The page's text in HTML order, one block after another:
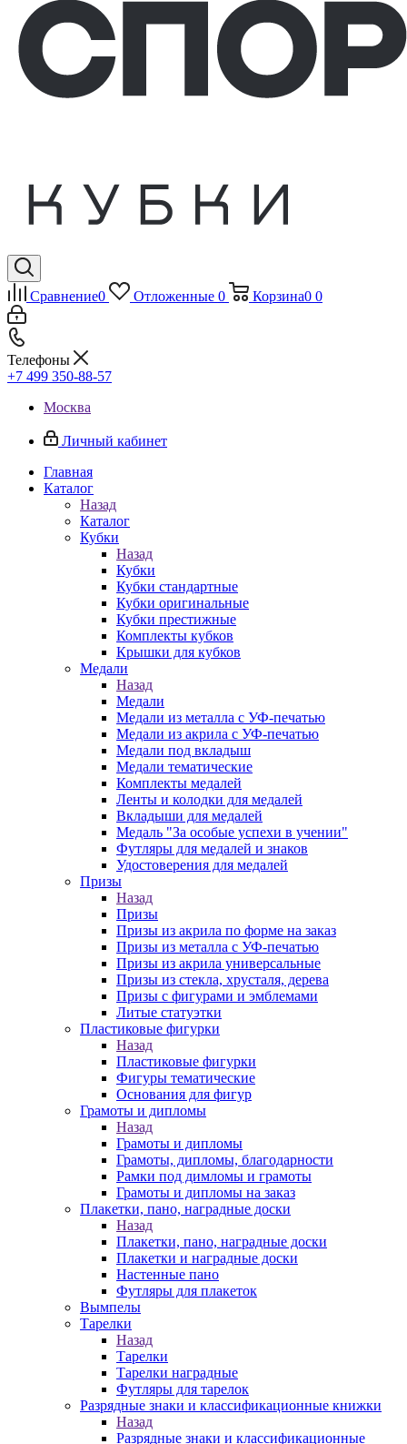
Сравнение0 Отложенные 0 Корзина0 0
Телефоны
+7 499 350-88-57
Москва
Личный кабинет
Главная
Каталог
Назад
Каталог
Кубки
Назад
Кубки
Кубки стандартные
Кубки оригинальные
Кубки престижные
Комплекты кубков
Крышки для кубков
Медали
Назад
Медали
Медали из металла с УФ-печатью
Медали из акрила с УФ-печатью
Медали под вкладыш
Медали тематические
Комплекты медалей
Ленты и колодки для медалей
Вкладыши для медалей
Медаль "За особые успехи в учении"
Футляры для медалей и знаков
Удостоверения для медалей
Призы
Назад
Призы
Призы из акрила по форме на заказ
Призы из металла с УФ-печатью
Призы из акрила универсальные
Призы из стекла, хрусталя, дерева
Призы с фигурами и эмблемами
Литые статуэтки
Пластиковые фигурки
Назад
Пластиковые фигурки
Фигуры тематические
Основания для фигур
Грамоты и дипломы
Назад
Грамоты и дипломы
Грамоты, дипломы, благодарности
Рамки под димломы и грамоты
Грамоты и дипломы на заказ
Плакетки, пано, наградные доски
Назад
Плакетки, пано, наградные доски
Плакетки и наградные доски
Настенные пано
Футляры для плакеток
Вымпелы
Тарелки
Назад
Тарелки
Тарелки наградные
Футляры для тарелок
Разрядные знаки и классификационные книжки
Назад
Разрядные знаки и классификационные